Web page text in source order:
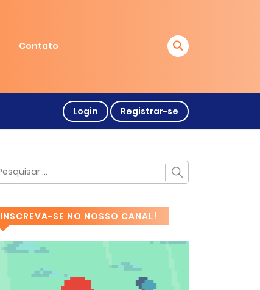
Contato
Login Registrar-se
INSCREVA-SE NO NOSSO CANAL!